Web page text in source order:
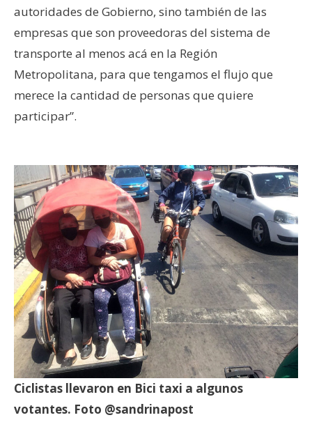
autoridades de Gobierno, sino también de las
empresas que son proveedoras del sistema de
transporte al menos acá en la Región
Metropolitana, para que tengamos el flujo que
merece la cantidad de personas que quiere
participar”.
Ciclistas llevaron en Bici taxi a algunos
votantes. Foto @sandrinapost